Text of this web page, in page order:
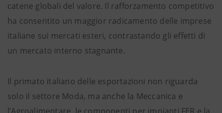
catene globali del valore. Il rafforzamento competitivo
ha consentito un maggior radicamento delle imprese
italiane sui mercati esteri, contrastando gli effetti di
un mercato interno stagnante.
Il primato italiano delle esportazioni non riguarda
solo il settore Moda, ma anche la Meccanica e